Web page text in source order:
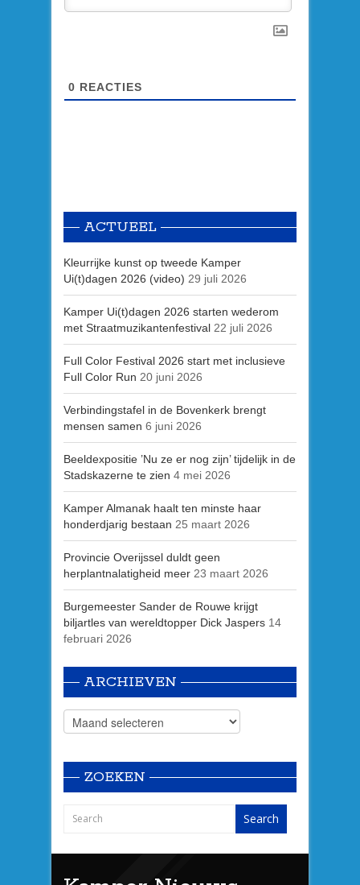
0 REACTIES
ACTUEEL
Kleurrijke kunst op tweede Kamper
Ui(t)dagen 2026 (video) 29 juli 2026
Kamper Ui(t)dagen 2026 starten wederom
met Straatmuzikantenfestival 22 juli 2026
Full Color Festival 2026 start met inclusieve
Full Color Run 20 juni 2026
Verbindingstafel in de Bovenkerk brengt
mensen samen 6 juni 2026
Beeldexpositie ’Nu ze er nog zijn’ tijdelijk in de
Stadskazerne te zien 4 mei 2026
Kamper Almanak haalt ten minste haar
honderdjarig bestaan 25 maart 2026
Provincie Overijssel duldt geen
herplantnalatigheid meer 23 maart 2026
Burgemeester Sander de Rouwe krijgt
biljartles van wereldtopper Dick Jaspers 14
februari 2026
ARCHIEVEN
ZOEKEN